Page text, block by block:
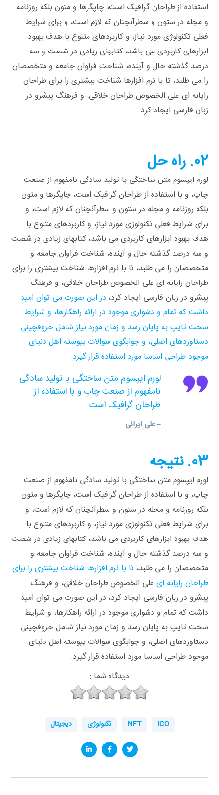
استفاده از طراحان گرافیک است، چاپگرها و متون بلکه روزنامه
و مجله در ستون و سطرآنچنان که لازم است، و برای شرایط
فعلی تکنولوژی مورد نیاز، و کاربردهای متنوع با هدف بهبود
ابزارهای کاربردی می باشد، کتابهای زیادی در شصت و سه
درصد گذشته حال و آینده، شناخت فراوان جامعه و متخصصان
را می طلبد، تا با نرم افزارها شناخت بیشتری را برای طراحان
رایانه ای علی الخصوص طراحان خلاقی، و فرهنگ پیشرو در
زبان فارسی ایجاد کرد
02. راه حل
لورم ایپسوم متن ساختگی با تولید سادگی نامفهوم از صنعت
چاپ، و با استفاده از طراحان گرافیک است، چاپگرها و متون
بلکه روزنامه و مجله در ستون و سطرآنچنان که لازم است، و
برای شرایط فعلی تکنولوژی مورد نیاز، و کاربردهای متنوع با
هدف بهبود ابزارهای کاربردی می باشد، کتابهای زیادی در شصت
و سه درصد گذشته حال و آینده، شناخت فراوان جامعه و
متخصصان را می طلبد، تا با نرم افزارها شناخت بیشتری را برای
طراحان رایانه ای علی الخصوص طراحان خلاقی، و فرهنگ
پیشرو در زبان فارسی ایجاد کرد، در این صورت می توان امید
داشت که تمام و دشواری موجود در ارائه راهکارها، و شرایط
سخت تایپ به پایان رسد و زمان مورد نیاز شامل حروفچینی
دستاوردهای اصلی، و جوابگوی سوالات پیوسته اهل دنیای
موجود طراحی اساسا مورد استفاده قرار گیرد.
لورم ایپسوم متن ساختگی با تولید سادگی
نامفهوم از صنعت چاپ و با استفاده از
طراحان گرافیک است
– علی ایرانی
03. نتیجه
لورم ایپسوم متن ساختگی با تولید سادگی نامفهوم از صنعت
چاپ، و با استفاده از طراحان گرافیک است، چاپگرها و متون
بلکه روزنامه و مجله در ستون و سطرآنچنان که لازم است، و
برای شرایط فعلی تکنولوژی مورد نیاز، و کاربردهای متنوع با
هدف بهبود ابزارهای کاربردی می باشد، کتابهای زیادی در شصت
و سه درصد گذشته حال و آینده، شناخت فراوان جامعه و
متخصصان را می طلبد،تا با نرم افزارها شناخت بیشتری را برای
طراحان رایانه ای علی الخصوص طراحان خلاقی، و فرهنگ
پیشرو در زبان فارسی ایجاد کرد، در این صورت می توان امید
داشت که تمام و دشواری موجود در ارائه راهکارها، و شرایط
سخت تایپ به پایان رسد و زمان مورد نیاز شامل حروفچینی
دستاوردهای اصلی، و جوابگوی سوالات پیوسته اهل دنیای
موجود طراحی اساسا مورد استفاده قرار گیرد.
دیدگاه شما :
ICO
NFT تکنولوژی دیجیتال